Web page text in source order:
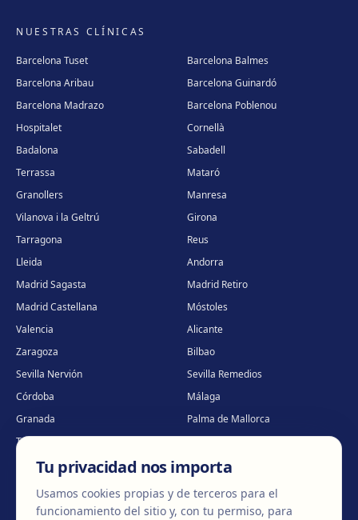
NUESTRAS CLÍNICAS
Barcelona Tuset
Barcelona Balmes
Barcelona Aribau
Barcelona Guinardó
Barcelona Madrazo
Barcelona Poblenou
Hospitalet
Cornellà
Badalona
Sabadell
Terrassa
Mataró
Granollers
Manresa
Vilanova i la Geltrú
Girona
Tarragona
Reus
Lleida
Andorra
Madrid Sagasta
Madrid Retiro
Madrid Castellana
Móstoles
Valencia
Alicante
Zaragoza
Bilbao
Sevilla Nervión
Sevilla Remedios
Córdoba
Málaga
Granada
Palma de Mallorca
Tenerife
Portugal · Famalicão
Portugal · Guimarães
Clínica virtual
Tu privacidad nos importa
Usamos cookies propias y de terceros para el
funcionamiento del sitio y, con tu permiso, para